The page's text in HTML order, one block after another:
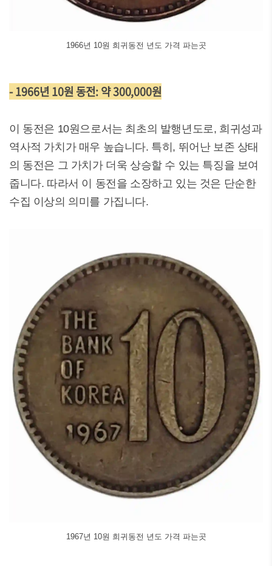
1966년 10원 희귀동전 년도 가격 파는곳
- 1966년 10원 동전: 약 300,000원
이 동전은 10원으로서는 최초의 발행년도로, 희귀성과
역사적 가치가 매우 높습니다. 특히, 뛰어난 보존 상태
의 동전은 그 가치가 더욱 상승할 수 있는 특징을 보여
줍니다. 따라서 이 동전을 소장하고 있는 것은 단순한
수집 이상의 의미를 가집니다.
1967년 10원 희귀동전 년도 가격 파는곳